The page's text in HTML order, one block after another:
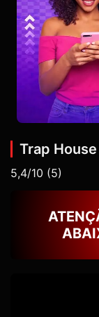
Trap House
5,4/10 (5)